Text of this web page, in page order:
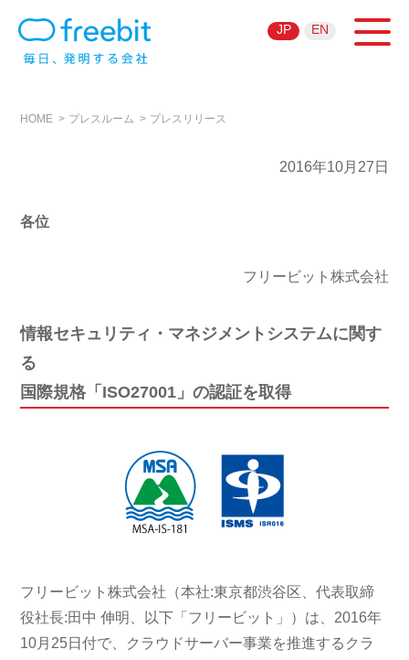
JP EN
HOME プレスルーム プレスリリース
2016年10月27日
各位
フリービット株式会社
情報セキュリティ・マネジメントシステムに関す
る
国際規格「ISO27001」の認証を取得
フリービット株式会社（本社:東京都渋谷区、代表取締
役社長:田中 伸明、以下「フリービット」）は、2016年
10月25日付で、クラウドサーバー事業を推進するクラ